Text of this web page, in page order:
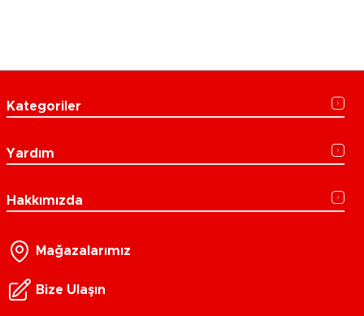
Kategoriler
Yardım
Hakkımızda
Mağazalarımız
Bize Ulaşın